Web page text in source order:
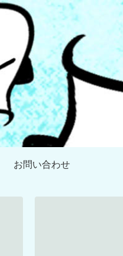
お問い合わせ